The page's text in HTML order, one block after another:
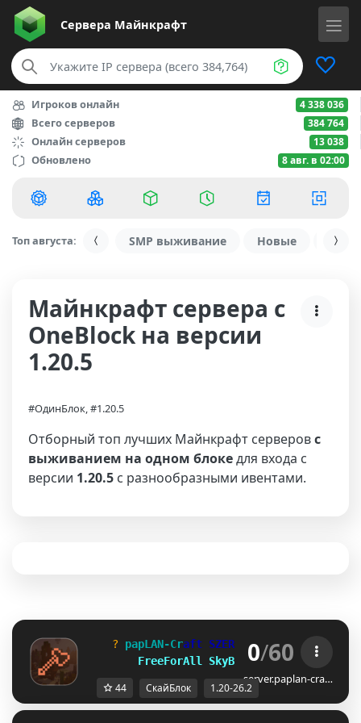
Сервера Майнкрафт
Игроков онлайн 4 338 036
Всего серверов 384 764
Онлайн серверов 13 038
Обновлено 8 авг. в 02:00
Топ августа: SMP выживание Новые С
Майнкрафт сервера с
OneBlock на версии
1.20.5
#ОдинБлок, #1.20.5
Отборный топ лучших Майнкрафт серверовс
выживанием на одном блокедля входа с
версии 1.20.5 с разнообразными ивентами.
? papL AN-Craft SZER RE K [1.20-26.2]
FreeForAll SkyBlock OneBlock
0/60
server.paplan-cra…
44 СкайБлок 1.20-26.2